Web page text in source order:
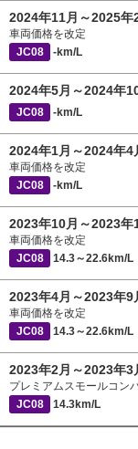
2024年11月～2025年
車両価格を改定
JC08
-km/L
2024年5月～2024年
JC08 -km/L
2024年1月～2024年4
車両価格を改定
JC08
-km/L
2023年10月～2023年
車両価格を改定
JC08
14.3～22.6km/L
2023年4月～2023年9
車両価格を改定
JC08
14.3～22.6km/L
2023年2月～2023年3
プレミアムスモールコン
JC08
14.3km/L